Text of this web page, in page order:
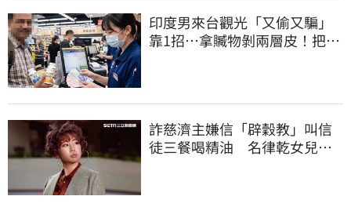
印度男來台觀光「又偷又騙」
靠1招…拿贓物剝兩層皮！把全
詐慈濟主嫌信「辟穀教」叫信
徒三餐喝精油 名律乾女兒卻